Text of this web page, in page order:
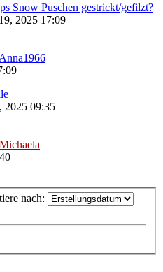
Snow Puschen gestrickt/gefilzt?
2025 17:09
Anna1966
2025 09:35
Michaela
nach: